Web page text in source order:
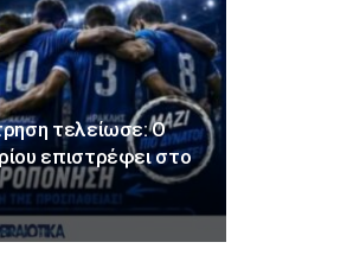
τελείωσε: Ο
επιστρέφει στο